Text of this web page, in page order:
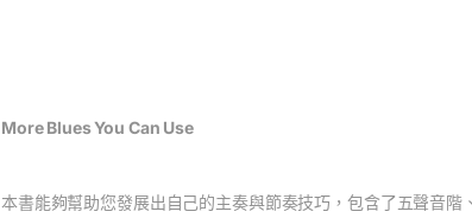
More Blues You Can Use
本書能夠幫助您發展出自己的主奏與節奏技巧，包含了五聲音階